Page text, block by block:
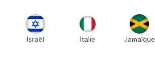
Israël Italie Jamaïque